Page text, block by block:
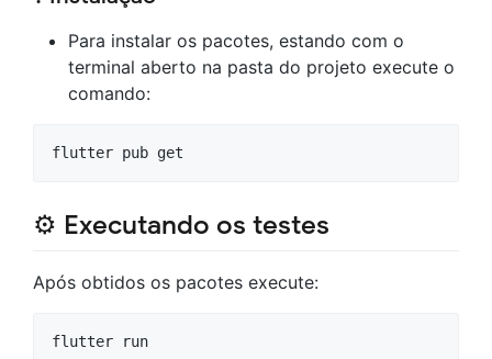
Para instalar os pacotes, estando com o
terminal aberto na pasta do projeto execute o
comando:
⚙️ Executando os testes
Após obtidos os pacotes execute: